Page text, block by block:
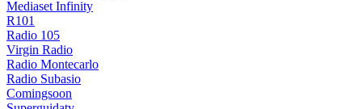
Mediaset Infinity
R101
Radio 105
Virgin Radio
Radio Montecarlo
Radio Subasio
Comingsoon